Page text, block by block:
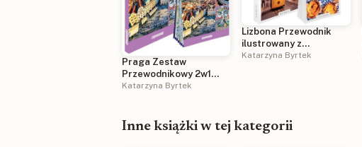
Praga Zestaw
Przewodnikowy 2w1
light 2026
Katarzyna Byrtek
Lizbona Przewodnik
ilustrowany z
dodatkiem kulinarnym
Katarzyna Byrtek
Inne książki w tej kategorii